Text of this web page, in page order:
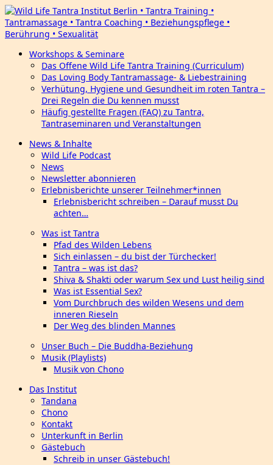
Workshops & Seminare
Das Offene Wild Life Tantra Training (Curriculum)
Das Loving Body Tantramassage- & Liebestraining
Verhütung, Hygiene und Gesundheit im roten Tantra –
Drei Regeln die Du kennen musst
Häufig gestellte Fragen (FAQ) zu Tantra,
Tantraseminaren und Veranstaltungen
News & Inhalte
Wild Life Podcast
News
Newsletter abonnieren
Erlebnisberichte unserer Teilnehmer*innen
Erlebnisbericht schreiben – Darauf musst Du
achten…
Was ist Tantra
Pfad des Wilden Lebens
Sich einlassen – du bist der Türchecker!
Tantra – was ist das?
Shiva & Shakti oder warum Sex und Lust heilig sind
Was ist Essential Sex?
Vom Durchbruch des wilden Wesens und dem
inneren Rieseln
Der Weg des blinden Mannes
Unser Buch – Die Buddha-Beziehung
Musik (Playlists)
Musik von Chono
Das Institut
Tandana
Chono
Kontakt
Unterkunft in Berlin
Gästebuch
Schreib in unser Gästebuch!